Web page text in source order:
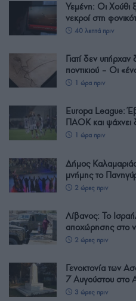
Υεμένη: Οι Χούθι
νεκροί στη
40 λεπτά πριν
Γιατί δεν
ποντικιού – Οι
1 ώρα πριν
Europa League:
ΠΑΟΚ και ψάχνει
1 ώρα πριν
Δήμος
μνήμης το
2 ώρες πριν
Λίβανος: Το
αποχώρησης στο
2 ώρες πριν
Γενοκτονία των
7 Αυγούστου στο
3 ώρες πριν